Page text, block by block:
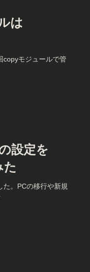
は
copyモジュールで管
設定を
た
。PCの移行や新規